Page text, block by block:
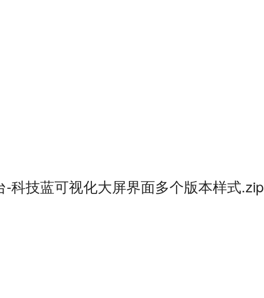
科技蓝可视化大屏界面多个版本样式.zip